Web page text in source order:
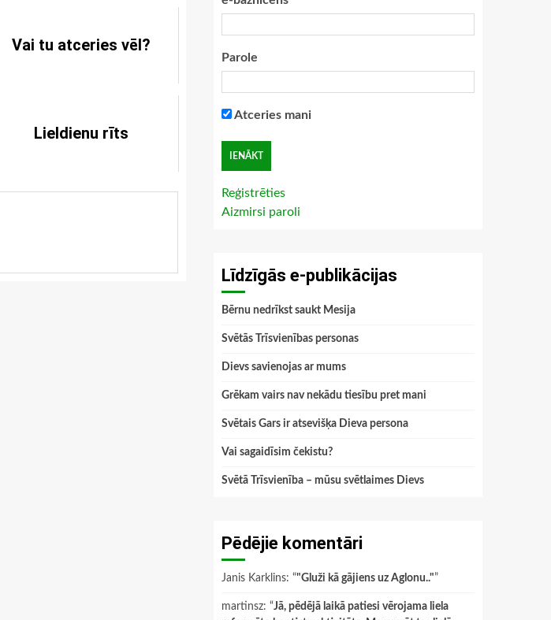
Vai tu atceries vēl?
Lieldienu rīts
Parole
Atceries mani
Reģistrēties
Aizmirsi paroli
Līdzīgās e-publikācijas
Bērnu nedrīkst saukt Mesija
Svētās Trīsvienības personas
Dievs savienojas ar mums
Grēkam vairs nav nekādu tiesību pret mani
Svētais Gars ir atsevišķa Dieva persona
Vai sagaidīsim čekistu?
Svētā Trīsvienība – mūsu svētlaimes Dievs
Pēdējie komentāri
Janis Karklins: “"Gluži kā gājiens uz Aglonu.."”
martinsz: “Jā, pēdējā laikā patiesi vērojama liela